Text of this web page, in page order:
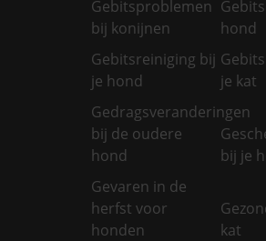
Gebitsproblemen
bij konijnen
hond
Gebitsreiniging bij
je hond
je kat
Gedragsveranderingen
bij de oudere
hond
bij je
Gevaren in de
herfst voor
honden
kat